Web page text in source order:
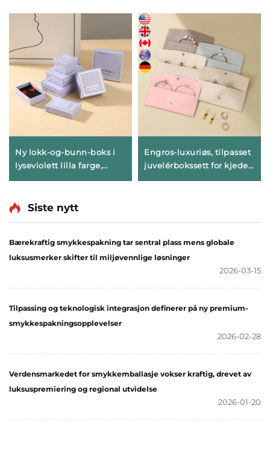
Ny lokk-og-bunn-boks i
lyseviolett lilla farge,
juvelpakkeboks for
Engros-luxuriøs, tilpasset
juvelérbokssett for kjeder,
Siste nytt
Bærekraftig smykkespakning tar sentral plass mens globale
luksusmerker skifter til miljøvennlige løsninger
2026-03-15
Tilpassing og teknologisk integrasjon definerer på ny premium-
smykkespakningsopplevelser
2026-02-28
Verdensmarkedet for smykkemballasje vokser kraftig, drevet av
luksuspremiering og regional utvidelse
2026-01-20